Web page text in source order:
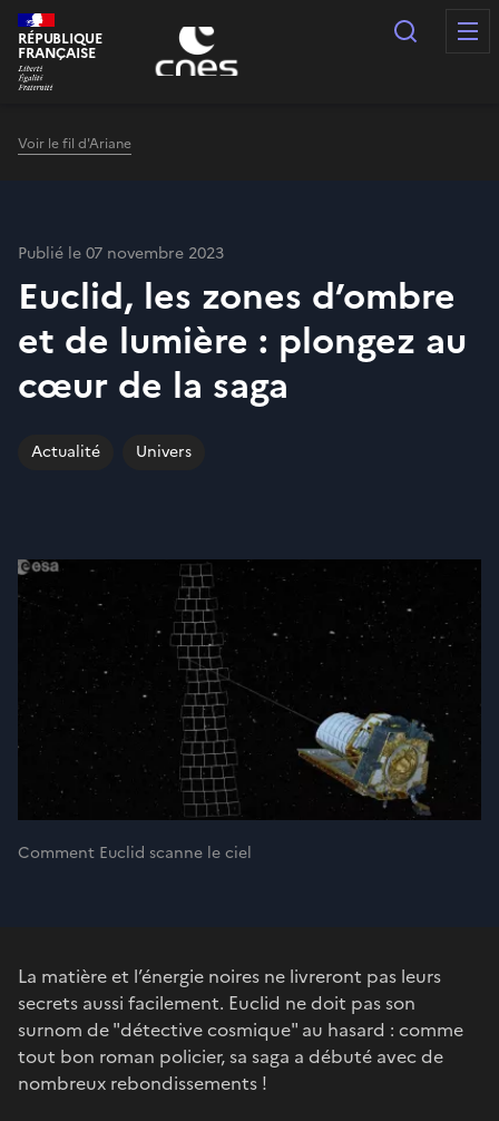
Panneau de gestion des cookies
RÉPUBLIQUE
FRANÇAISE
Voir le fil d'Ariane
Publié le 07 novembre 2023
Euclid, les zones d’ombre
et de lumière : plongez au
cœur de la saga
Actualité Univers
Comment Euclid scanne le ciel
La matière et l’énergie noires ne livreront pas leurs
secrets aussi facilement. Euclid ne doit pas son
surnom de "détective cosmique" au hasard : comme
tout bon roman policier, sa saga a débuté avec de
nombreux rebondissements !